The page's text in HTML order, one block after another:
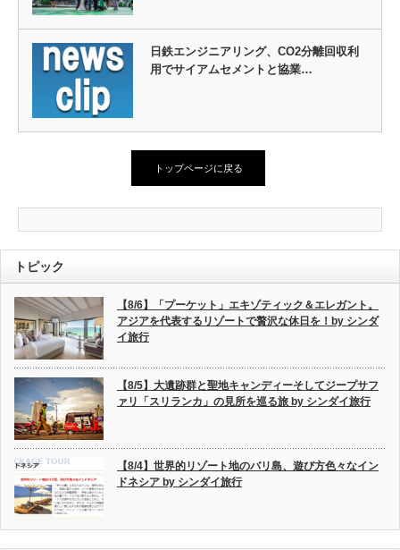
日鉄エンジニアリング、CO2分離回収利
用でサイアムセメントと協業…
トップページに戻る
トピック
【8/6】「プーケット」エキゾティック＆エレガント。
アジアを代表するリゾートで贅沢な休日を！by シンダ
イ旅行
【8/5】大遺跡群と聖地キャンディーそしてジープサフ
ァリ「スリランカ」の見所を巡る旅 by シンダイ旅行
【8/4】世界的リゾート地のバリ島、遊び方色々なイン
ドネシア by シンダイ旅行